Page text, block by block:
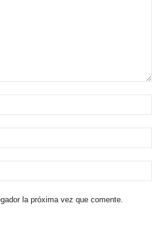
la próxima vez que comente.